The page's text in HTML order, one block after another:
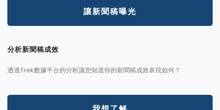
讓新聞稿曝光
分析新聞稿成效
透過Trek數據平台的分析讓您知道你的新聞稿成效表現如何？